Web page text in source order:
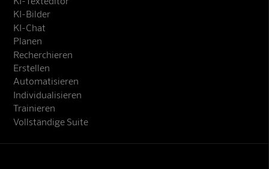
KI-Bilder
KI-Chat
Planen
Recherchieren
Erstellen
Automatisieren
Individualisieren
Trainieren
Vollständige Suite